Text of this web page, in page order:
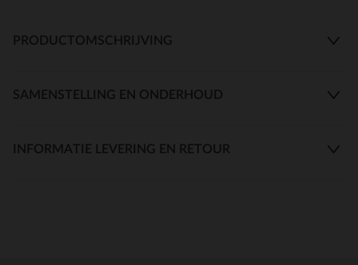
PRODUCTOMSCHRIJVING
SAMENSTELLING EN ONDERHOUD
INFORMATIE LEVERING EN RETOUR